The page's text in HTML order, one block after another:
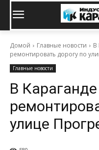
Домой Главные новости
В
ремонтировать дорогу по
Главные новости
В
улице